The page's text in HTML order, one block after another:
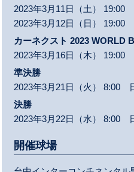
2023年3月11日（土） 19:00
2023年3月12日（日） 19:00
カーネクスト 2023 WORLD
2023年3月16日（木） 19:00
準決勝
2023年3月21日（火） 8:00
決勝
2023年3月22日（水） 8:00
開催球場